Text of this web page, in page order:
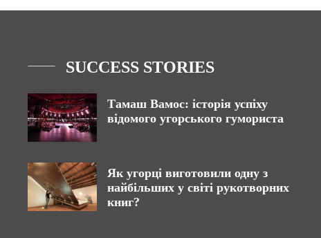
SUCCESS STORIES
Тамаш Вамос: історія успіху
відомого угорського гумориста
Як угорці виготовили одну з
найбільших у світі рукотворних
книг?